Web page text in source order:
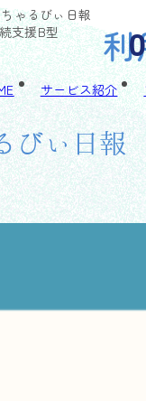
支援B型
サービス紹介
ゃるびぃ日報
利
びぃ日報